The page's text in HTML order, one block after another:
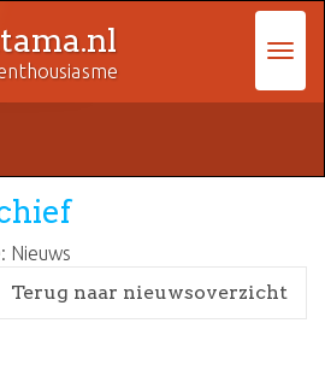
Nieuws
Terug naar nieuwsoverzicht